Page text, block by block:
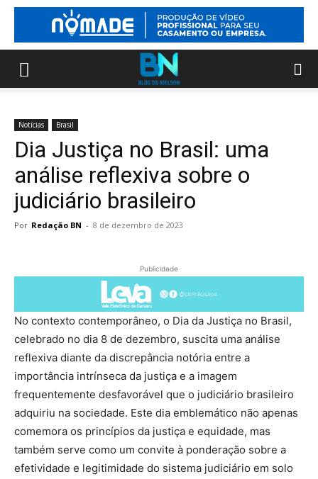
Notícias Brasil
Dia Justiça no Brasil: uma
análise reflexiva sobre o
judiciário brasileiro
Por Redação BN - 8 de dezembro de 2023
Publicidade
No contexto contemporâneo, o Dia da Justiça no Brasil,
celebrado no dia 8 de dezembro, suscita uma análise
reflexiva diante da discrepância notória entre a
importância intrínseca da justiça e a imagem
frequentemente desfavorável que o judiciário brasileiro
adquiriu na sociedade. Este dia emblemático não apenas
comemora os princípios da justiça e equidade, mas
também serve como um convite à ponderação sobre a
efetividade e legitimidade do sistema judiciário em solo